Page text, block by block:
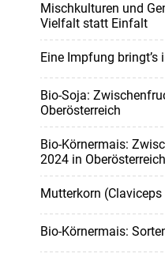
Mischkulturen und
Vielfalt statt Einfalt
Eine Impfung bringt’s
Bio-Soja:
Oberösterreich
Bio-Körnermais:
2024 in Oberösterreich
Mutterkorn
Bio-Körnermais: